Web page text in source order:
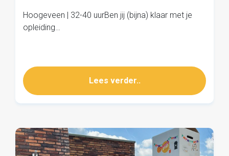
Hoogeveen | 32-40 uurBen jij (bijna) klaar met je
opleiding…
Lees verder..